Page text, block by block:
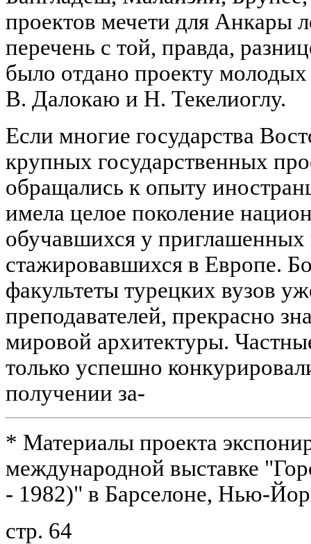
проектов мечети для Анкары
перечень с той, правда,
было отдано проекту
В. Далокаю и Н. Текелиоглу.
Если многие государства
крупных государственных
обращались к опыту
имела целое поколение
обучавшихся у приглашенных
стажировавшихся в Европе.
факультеты турецких вузов
преподавателей, прекрасно
мировой архитектуры.
только успешно
получении за-
* Материалы проекта
международной выставке
- 1982)" в Барселоне, Нью-
стр. 64